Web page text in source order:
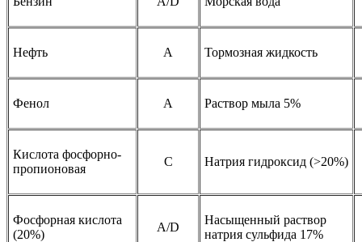
Нефть A Тормозная жидкость
Фенол A Раствор мыла 5%
Кислота фосфорно-
пропионовая
C Натрия гидроксид (>20%)
Фосфорная кислота
(20%)
A/D
Насыщенный раствор
натрия сульфида 17%